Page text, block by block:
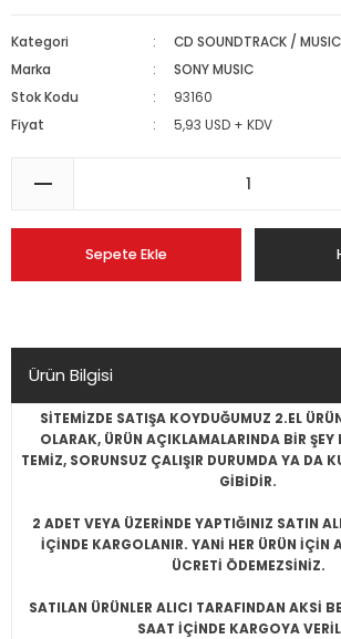
Kategori
CD SOUNDTRACK /
Marka
SONY MUSIC
Stok Kodu
93160
Fiyat
5,93 USD + KDV
Sepete Ekle
Ürün Bilgisi
SİTEMİZDE SATIŞA KOYDUĞUMUZ 2.EL
OLARAK, ÜRÜN AÇIKLAMALARINDA BİR ŞEY
TEMİZ, SORUNSUZ ÇALIŞIR DURUMDA YA DA
GİBİDİR.
2 ADET VEYA ÜZERİNDE YAPTIĞINIZ SATIN
İÇİNDE KARGOLANIR. YANİ HER ÜRÜN İÇİN
ÜCRETİ ÖDEMEZSİNİZ.
SATILAN ÜRÜNLER ALICI TARAFINDAN AKSİ
SAAT İÇİNDE KARGOYA